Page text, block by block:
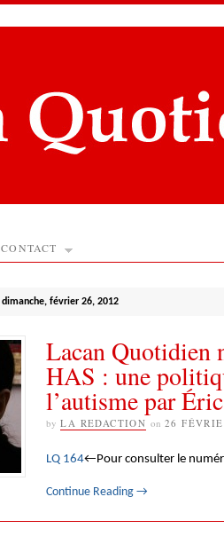
CONTACT
dimanche, février 26, 2012
Lacan Quotidien
HAS : une
l’autisme par
by LA REDACTION on 26
LQ 164←Pour consulter le
Continue Reading →